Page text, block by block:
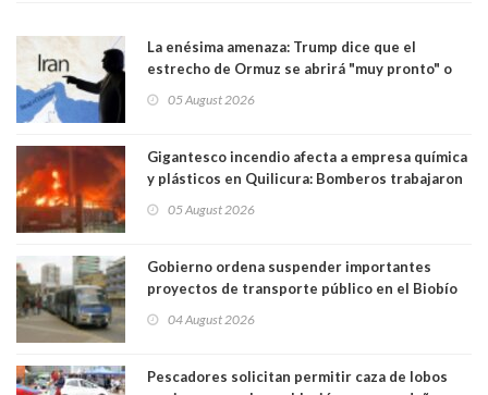
La enésima amenaza: Trump dice que el
estrecho de Ormuz se abrirá "muy pronto" o
05 August 2026
Gigantesco incendio afecta a empresa química
y plásticos en Quilicura: Bomberos trabajaron
05 August 2026
Gobierno ordena suspender importantes
proyectos de transporte público en el Biobío
04 August 2026
Pescadores solicitan permitir caza de lobos